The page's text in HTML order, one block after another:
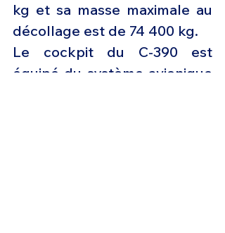
kg et sa masse maximale au
décollage est de 74 400 kg.
Le cockpit du C-390 est
équipé du système avionique